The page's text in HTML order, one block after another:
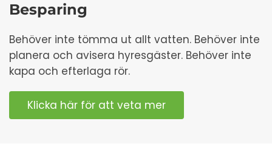
Besparing
Behöver inte tömma ut allt vatten. Behöver inte
planera och avisera hyresgäster. Behöver inte
kapa och efterlaga rör.
Klicka här för att veta mer